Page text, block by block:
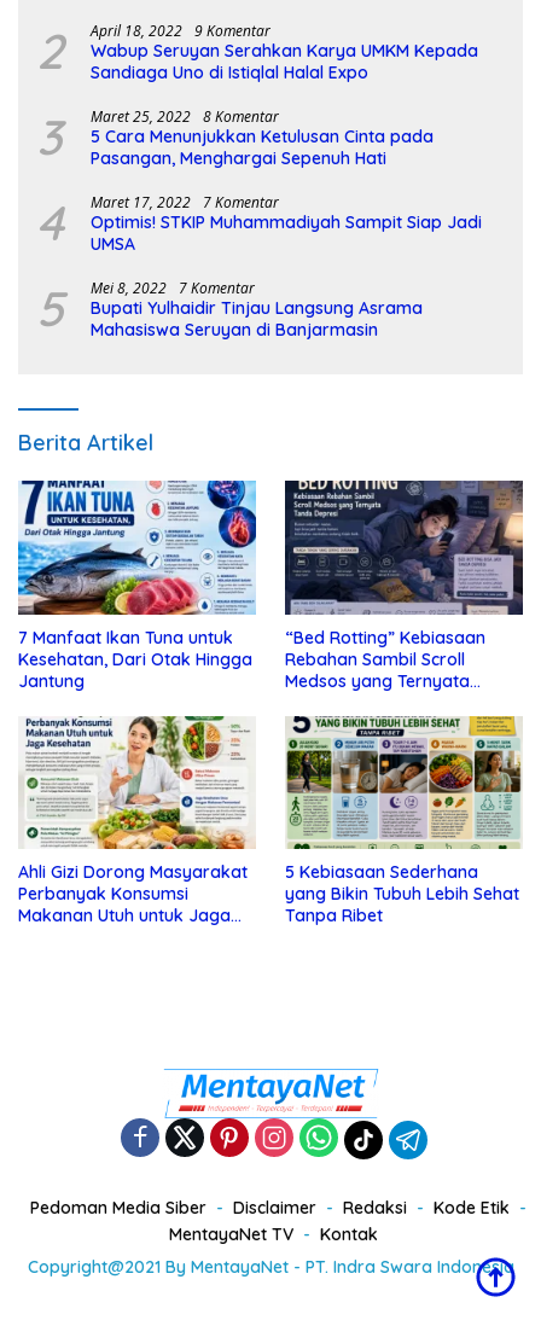
2 April 18, 2022 9 Komentar
Wabup Seruyan Serahkan Karya UMKM Kepada
Sandiaga Uno di Istiqlal Halal Expo
3 Maret 25, 2022 8 Komentar
5 Cara Menunjukkan Ketulusan Cinta pada
Pasangan, Menghargai Sepenuh Hati
4 Maret 17, 2022 7 Komentar
Optimis! STKIP Muhammadiyah Sampit Siap Jadi
UMSA
5 Mei 8, 2022 7 Komentar
Bupati Yulhaidir Tinjau Langsung Asrama
Mahasiswa Seruyan di Banjarmasin
Berita Artikel
7 Manfaat Ikan Tuna untuk
Kesehatan, Dari Otak Hingga
Jantung
“Bed Rotting” Kebiasaan
Rebahan Sambil Scroll
Medsos yang Ternyata
Ahli Gizi Dorong Masyarakat
Perbanyak Konsumsi
Makanan Utuh untuk Jaga
5 Kebiasaan Sederhana
yang Bikin Tubuh Lebih Sehat
Tanpa Ribet
Pedoman Media Siber Disclaimer Redaksi
Kode Etik
MentayaNet TV
Kontak
Copyright@2021 By MentayaNet - PT. Indra Swara Indonesia